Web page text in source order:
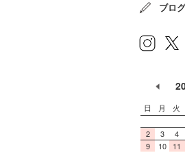
ブログ
日 月 火
2
3 4
9
10 11